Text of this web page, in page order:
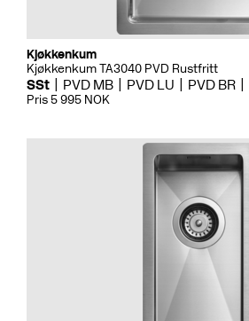
Kjøkkenkum
Kjøkkenkum TA3040 PVD Rustfritt
SSt PVD MB PVD LU PVD BR
Pris 5 995 NOK